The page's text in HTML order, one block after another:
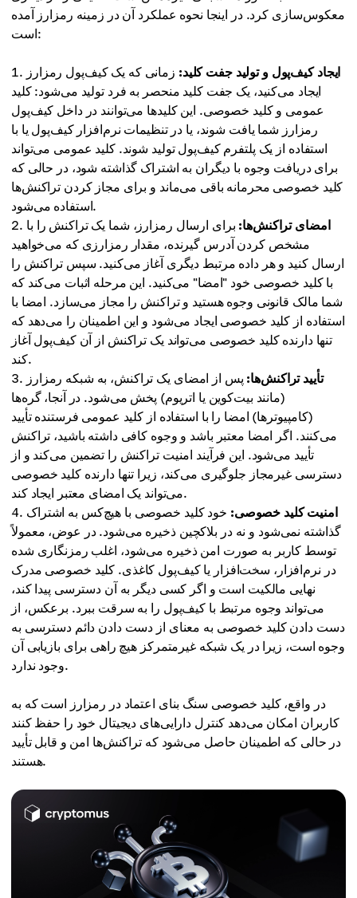
معکوس‌سازی کرد. در اینجا نحوه عملکرد آن در زمینه رمزارز آمده
است:
ایجاد کیف‌پول و تولید جفت کلید: زمانی که یک کیف‌پول رمزارز
ایجاد می‌کنید، یک جفت کلید منحصر به فرد تولید می‌شود: کلید
عمومی و کلید خصوصی. این کلیدها می‌توانند در داخل کیف‌پول
رمزارز شما یافت شوند، یا در تنظیمات نرم‌افزار کیف‌پول یا با
استفاده از یک پلتفرم کیف‌پول تولید شوند. کلید عمومی می‌تواند
برای دریافت وجوه با دیگران به اشتراک گذاشته شود، در حالی که
کلید خصوصی محرمانه باقی می‌ماند و برای مجاز کردن تراکنش‌ها
استفاده می‌شود.
امضای تراکنش‌ها: برای ارسال رمزارز، شما یک تراکنش را با
مشخص کردن آدرس گیرنده، مقدار رمزارزی که می‌خواهید
ارسال کنید و هر داده مرتبط دیگری آغاز می‌کنید. سپس تراکنش را
با کلید خصوصی خود "امضا" می‌کنید. این مرحله اثبات می‌کند که
شما مالک قانونی وجوه هستید و تراکنش را مجاز می‌سازد. امضا با
استفاده از کلید خصوصی ایجاد می‌شود و این اطمینان را می‌دهد که
تنها دارنده کلید خصوصی می‌تواند یک تراکنش از آن کیف‌پول آغاز
کند.
تأیید تراکنش‌ها: پس از امضای یک تراکنش، به شبکه رمزارز
(مانند بیت‌کوین یا اتریوم) پخش می‌شود. در آنجا، گره‌ها
(کامپیوترها) امضا را با استفاده از کلید عمومی فرستنده تأیید
می‌کنند. اگر امضا معتبر باشد و وجوه کافی داشته باشید، تراکنش
تأیید می‌شود. این فرآیند امنیت تراکنش را تضمین می‌کند و از
دسترسی غیرمجاز جلوگیری می‌کند، زیرا تنها دارنده کلید خصوصی
می‌تواند یک امضای معتبر ایجاد کند.
امنیت کلید خصوصی: خود کلید خصوصی با هیچ‌کس به اشتراک
گذاشته نمی‌شود و نه در بلاکچین ذخیره می‌شود. در عوض، معمولاً
توسط کاربر به صورت امن ذخیره می‌شود، اغلب رمزنگاری شده
در نرم‌افزار، سخت‌افزار یا کیف‌پول کاغذی. کلید خصوصی مدرک
نهایی مالکیت است و اگر کسی دیگر به آن دسترسی پیدا کند،
می‌تواند وجوه مرتبط با کیف‌پول را به سرقت ببرد. برعکس، از
دست دادن کلید خصوصی به معنای از دست دادن دائم دسترسی به
وجوه است، زیرا در یک شبکه غیرمتمرکز هیچ راهی برای بازیابی آن
وجود ندارد.
در واقع، کلید خصوصی سنگ بنای اعتماد در رمزارز است که به
کاربران امکان می‌دهد کنترل دارایی‌های دیجیتال خود را حفظ کنند
در حالی که اطمینان حاصل می‌شود که تراکنش‌ها امن و قابل تأیید
هستند.